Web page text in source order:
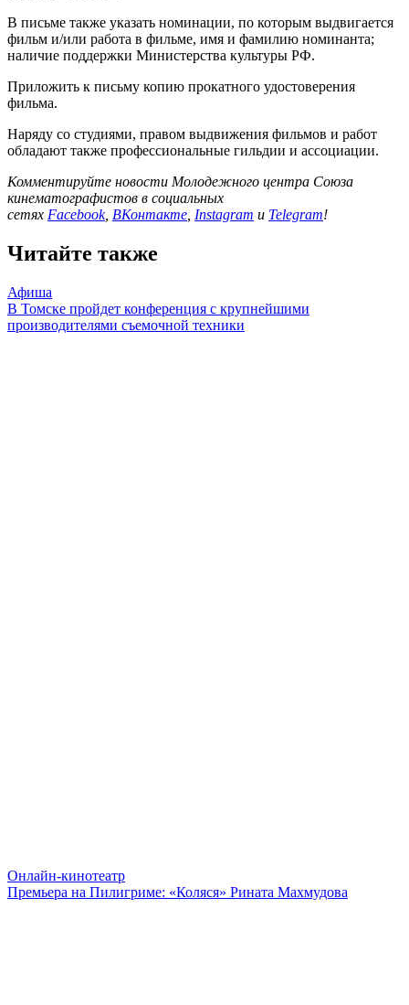
В письме также указать номинации, по которым выдвигается
фильм и/или работа в фильме, имя и фамилию номинанта;
наличие поддержки Министерства культуры РФ.
Приложить к письму копию прокатного удостоверения
фильма.
Наряду со студиями, правом выдвижения фильмов и работ
обладают также профессиональные гильдии и ассоциации.
Комментируйте новости Молодежного центра Союза
кинематографистов в социальных
сетях Facebook, ВКонтакте Instagram и Telegram!
Читайте также
Афиша
В Томске пройдет конференция с крупнейшими
производителями съемочной техники
Онлайн-кинотеатр
Премьера на Пилигриме: «Коляся» Рината Махмудова